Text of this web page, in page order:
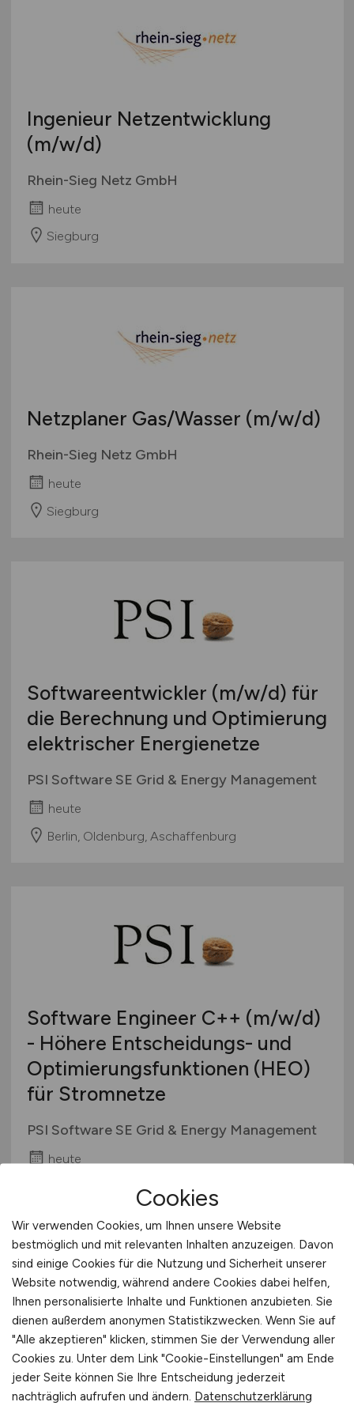
Ingenieur Netzentwicklung
(m/w/d)
Rhein-Sieg Netz GmbH
heute
Siegburg
Netzplaner Gas/Wasser (m/w/d)
Rhein-Sieg Netz GmbH
heute
Siegburg
Softwareentwickler (m/w/d) für
die Berechnung und Optimierung
elektrischer Energienetze
PSI Software SE Grid & Energy Management
heute
Berlin, Oldenburg, Aschaffenburg
Software Engineer C++ (m/w/d)
- Höhere Entscheidungs- und
Optimierungsfunktionen (HEO)
für Stromnetze
PSI Software SE Grid & Energy Management
heute
Berlin, Oldenburg, Aschaffenburg
Senior Active Directory und
Entra ID (IAM) Specialist(m/w/d)
Cookies
Wir verwenden Cookies, um Ihnen unsere Website
bestmöglich und mit relevanten Inhalten anzuzeigen. Davon
sind einige Cookies für die Nutzung und Sicherheit unserer
Website notwendig, während andere Cookies dabei helfen,
Ihnen personalisierte Inhalte und Funktionen anzubieten. Sie
dienen außerdem anonymen Statistikzwecken. Wenn Sie auf
"Alle akzeptieren" klicken, stimmen Sie der Verwendung aller
Cookies zu. Unter dem Link "Cookie-Einstellungen" am Ende
jeder Seite können Sie Ihre Entscheidung jederzeit
nachträglich aufrufen und ändern. Datenschutzerklärung